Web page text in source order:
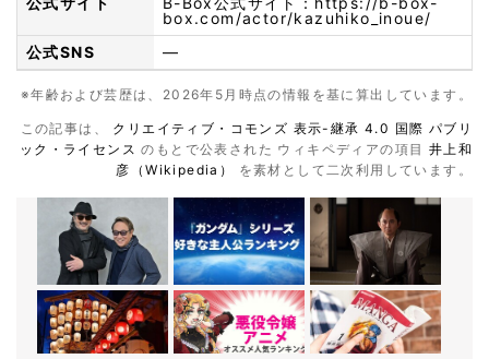
box.com/actor/kazuhiko_inoue/
公式SNS
—
※年齢および芸歴は、2026年5月時点の情報を基に算出しています。
この記事は、 クリエイティブ・コモンズ 表示-継承 4.0 国際 パブリ
ック・ライセンスのもとで公表された ウィキペディアの項目 井上和
彦（Wikipedia） を素材として二次利用しています。